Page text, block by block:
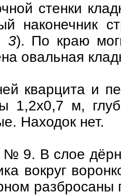
стенки
наконечник
3). По краю
овальная
кварцита и
1,2х0,7 м,
Находок нет.
№ 9. В слое
вокруг
разбросаны